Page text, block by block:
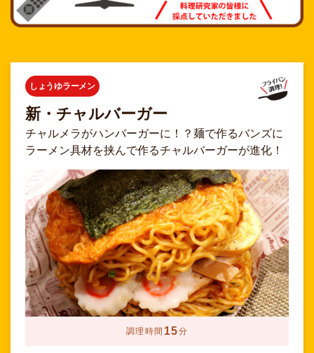
しょうゆラーメン
新・チャルバーガー
チャルメラがハンバーガーに！？麺で作るバンズに
ラーメン具材を挟んで作るチャルバーガーが進化！
調理時間 15分